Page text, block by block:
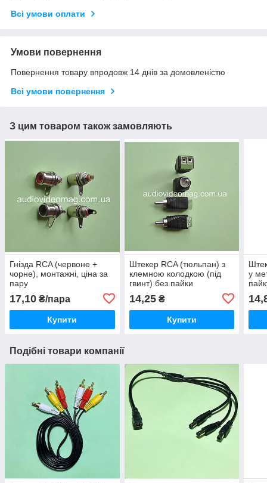
Всі умови оплати
Умови повернення
Повернення товару впродовж 14 днів за домовленістю
Всі умови повернення
З цим товаром також замовляють
Гнізда RCA (червоне +
чорне), монтажні, ціна за
пару
17,10 ₴/пара
Купити
Штекер RCA (тюльпан) з
клемною колодкою (під
гвинт) без пайки
14,25₴
Купити
у
Подібні товари компанії